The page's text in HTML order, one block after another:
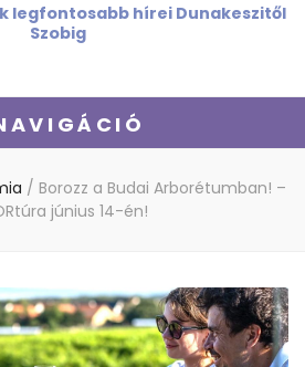
legfontosabb hírei Dunakeszitől
Szobig
/ Borozz a Budai Arborétumban! –
június 14-én!